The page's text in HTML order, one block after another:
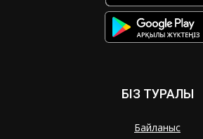
БІЗ ТУРАЛЫ
Байланыс